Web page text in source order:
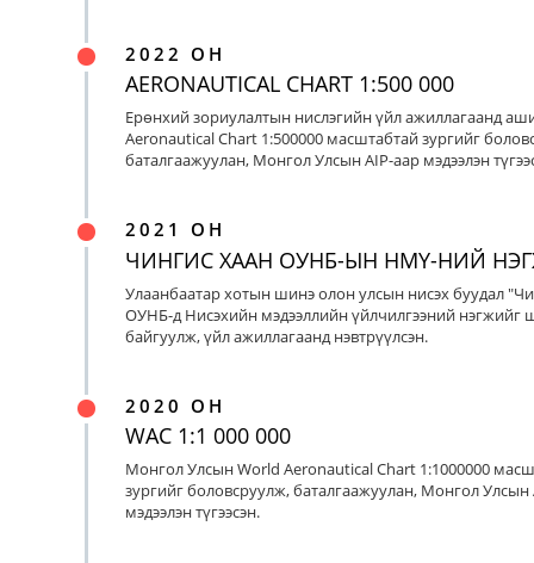
2022 ОН
AERONAUTICAL CHART 1:500 000
Ерөнхий зориулалтын нислэгийн үйл ажиллагаанд
Aeronautical Chart 1:500000 масштабтай зургийг
баталгаажуулан, Монгол Улсын AIP-аар мэдээлэн
2021 ОН
ЧИНГИС ХААН ОУНБ-ЫН НМҮ-НИЙ
Улаанбаатар хотын шинэ олон улсын нисэх буудал
ОУНБ-д Нисэхийн мэдээллийн үйлчилгээний нэгжийг
байгуулж, үйл ажиллагаанд нэвтрүүлсэн.
2020 ОН
WAC 1:1 000 000
Монгол Улсын World Aeronautical Chart 1:1000000
зургийг боловсруулж, баталгаажуулан, Монгол Улсын
мэдээлэн түгээсэн.